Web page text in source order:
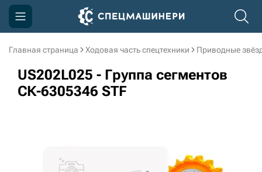
Главная страница Ходовая часть спецтехники Приводные
US202L025 - Группа сегментов
СК-6305346 STF
Компания
Акции